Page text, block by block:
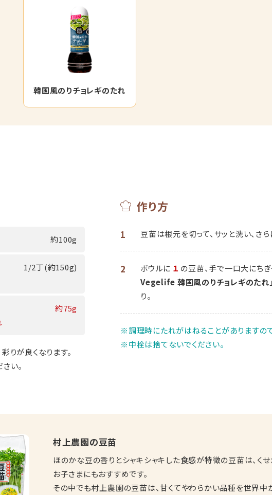
韓国風のりチョレギのたれ
約100g
1/2丁(約150g)
約75g
りが良くなります。
い。
作り方
1 豆苗は根元を切って、サッと洗い、さ
2 ボウルに １ の豆苗、手で一口大にち
Vegelife 韓国風のりチョレギのたれ
り。
※調理時にたれがはねることがありますの
※中栓は捨てないでください。
村上農園の豆苗
ほのかな豆の香りとシャキシャキした食感が特徴の豆苗は、く
お子さまにもおすすめです。
その中でも村上農園の豆苗は、甘くてやわらかい品種を世界中